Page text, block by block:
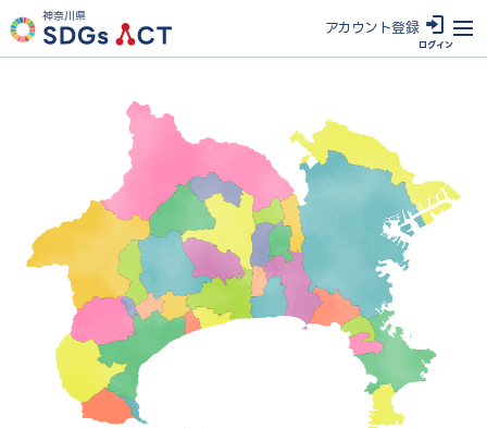
神奈川県
アカウント登録
ログイン